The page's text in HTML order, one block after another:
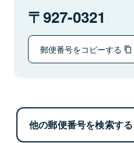
927-0321
郵便番号をコピーする
他の郵便番号を検索する